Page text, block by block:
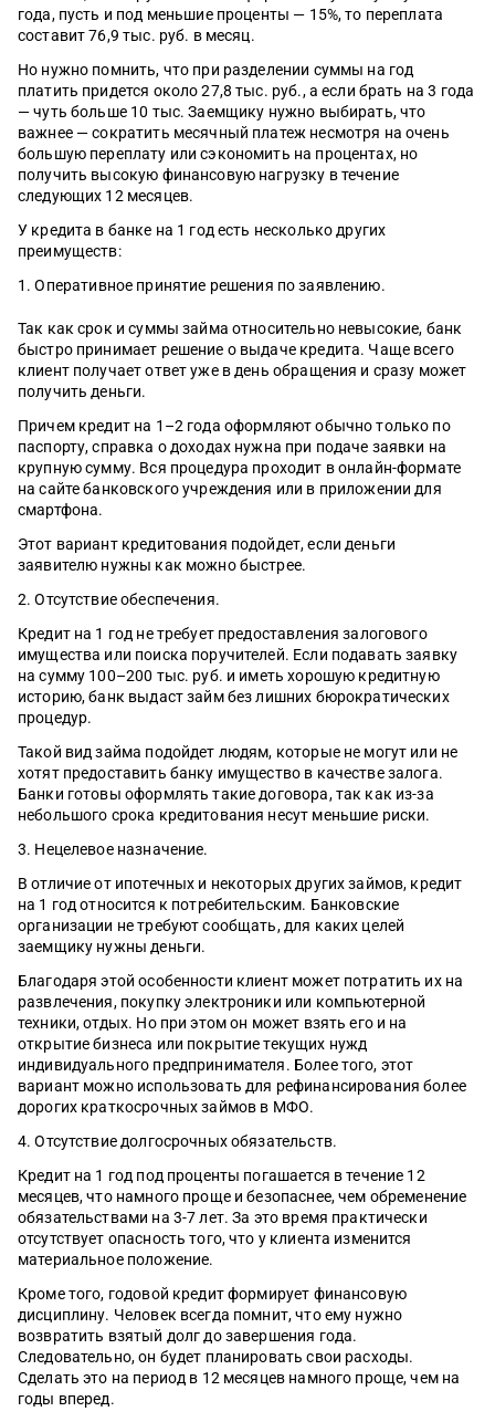
года, пусть и под меньшие проценты — 15%, то переплата
составит 76,9 тыс. руб. в месяц.
Но нужно помнить, что при разделении суммы на год
платить придется около 27,8 тыс. руб., а если брать на 3 года
— чуть больше 10 тыс. Заемщику нужно выбирать, что
важнее — сократить месячный платеж несмотря на очень
большую переплату или сэкономить на процентах, но
получить высокую финансовую нагрузку в течение
следующих 12 месяцев.
У кредита в банке на 1 год есть несколько других
преимуществ:
Оперативное принятие решения по заявлению.
Так как срок и суммы займа относительно невысокие, банк
быстро принимает решение о выдаче кредита. Чаще всего
клиент получает ответ уже в день обращения и сразу может
получить деньги.
Причем кредит на 1–2 года оформляют обычно только по
паспорту, справка о доходах нужна при подаче заявки на
крупную сумму. Вся процедура проходит в онлайн-формате
на сайте банковского учреждения или в приложении для
смартфона.
Этот вариант кредитования подойдет, если деньги
заявителю нужны как можно быстрее.
2. Отсутствие обеспечения.
Кредит на 1 год не требует предоставления залогового
имущества или поиска поручителей. Если подавать заявку
на сумму 100–200 тыс. руб. и иметь хорошую кредитную
историю, банк выдаст займ без лишних бюрократических
процедур.
Такой вид займа подойдет людям, которые не могут или не
хотят предоставить банку имущество в качестве залога.
Банки готовы оформлять такие договора, так как из-за
небольшого срока кредитования несут меньшие риски.
3. Нецелевое назначение.
В отличие от ипотечных и некоторых других займов, кредит
на 1 год относится к потребительским. Банковские
организации не требуют сообщать, для каких целей
заемщику нужны деньги.
Благодаря этой особенности клиент может потратить их на
развлечения, покупку электроники или компьютерной
техники, отдых. Но при этом он может взять его и на
открытие бизнеса или покрытие текущих нужд
индивидуального предпринимателя. Более того, этот
вариант можно использовать для рефинансирования более
дорогих краткосрочных займов в МФО.
4. Отсутствие долгосрочных обязательств.
Кредит на 1 год под проценты погашается в течение 12
месяцев, что намного проще и безопаснее, чем обременение
обязательствами на 3-7 лет. За это время практически
отсутствует опасность того, что у клиента изменится
материальное положение.
Кроме того, годовой кредит формирует финансовую
дисциплину. Человек всегда помнит, что ему нужно
возвратить взятый долг до завершения года.
Следовательно, он будет планировать свои расходы.
Сделать это на период в 12 месяцев намного проще, чем на
годы вперед.